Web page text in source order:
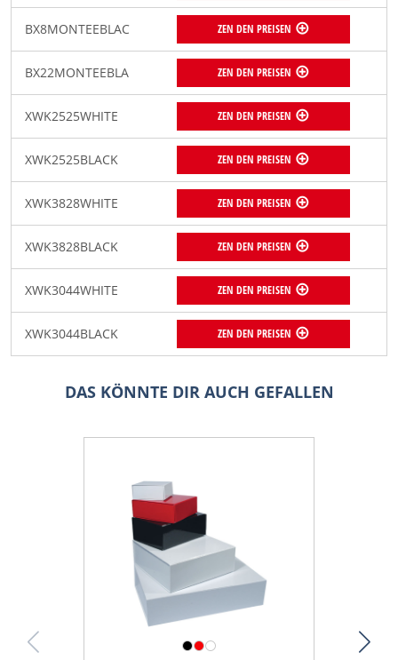
BX8MONTEEBLAC ZEN DEN PREISEN
BX22MONTEEBLA ZEN DEN PREISEN
XWK2525WHITE ZEN DEN PREISEN
XWK2525BLACK ZEN DEN PREISEN
XWK3828WHITE ZEN DEN PREISEN
XWK3828BLACK ZEN DEN PREISEN
XWK3044WHITE ZEN DEN PREISEN
XWK3044BLACK ZEN DEN PREISEN
DAS KÖNNTE DIR AUCH GEFALLEN